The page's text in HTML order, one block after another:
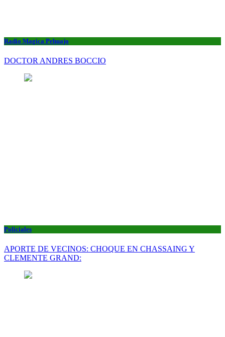
Radio Magica Pehuajo
DOCTOR ANDRES BOCCIO
Policiales
APORTE DE VECINOS: CHOQUE EN CHASSAING Y
CLEMENTE GRAND: